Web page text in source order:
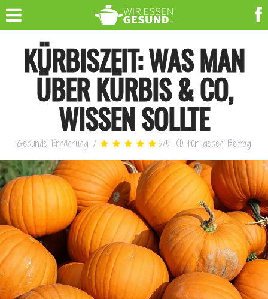
KÜRBISZEIT: WAS MAN
ÜBER KÜRBIS & CO,
WISSEN SOLLTE
Gesunde Ernährung / 5/5 (1) für diesen Beitrag